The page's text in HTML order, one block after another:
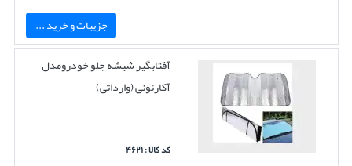
جزییات و خرید ...
آفتابگیر شیشه جلو خودرومدل
آکارئونی (وارداتی)
کد کالا : ۴۶۲۱